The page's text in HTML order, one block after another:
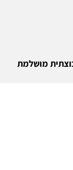
קבוצתית מושלמת